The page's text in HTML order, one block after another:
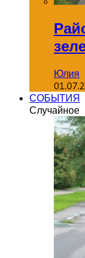
Юлия
СОБЫТИЯ
Случайное